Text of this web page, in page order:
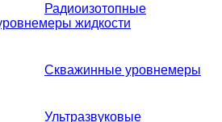
Радиоизотопные
жидкости
Скважинные уровнемеры
Ультразвуковые